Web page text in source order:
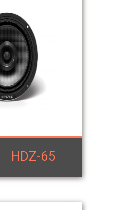
HDZ-65